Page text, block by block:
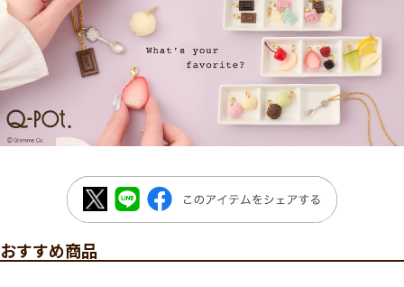
おすすめ商品